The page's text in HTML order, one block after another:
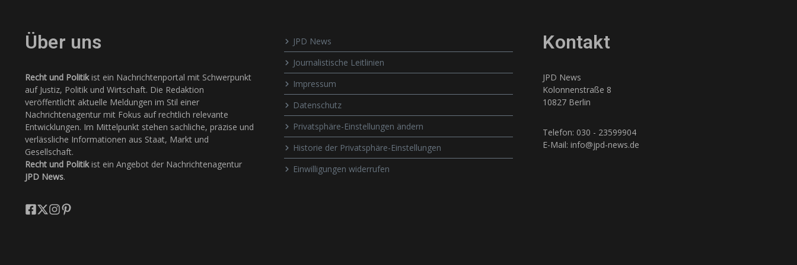
Über uns
Recht und Politikist ein Nachrichtenportal mit Schwerpunkt
auf Justiz, Politik und Wirtschaft. Die Redaktion
veröffentlicht aktuelle Meldungen im Stil einer
Nachrichtenagentur mit Fokus auf rechtlich relevante
Entwicklungen. Im Mittelpunkt stehen sachliche, präzise und
verlässliche Informationen aus Staat, Markt und
Gesellschaft.
Recht und Politikist ein Angebot der Nachrichtenagentur
JPD News.
JPD News
Journalistische Leitlinien
Impressum
Datenschutz
Privatsphäre-Einstellungen ändern
Historie der Privatsphäre-Einstellungen
Einwilligungen widerrufen
Kontakt
JPD News
Kolonnenstraße 8
10827 Berlin
Telefon: 030 - 23599904
E-Mail: info@jpd-news.de